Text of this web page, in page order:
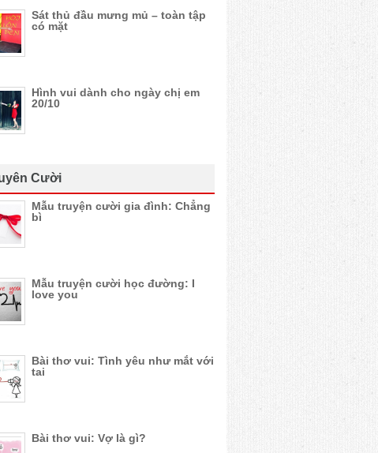
Sát thủ đầu mưng mủ – toàn tập
có mặt
Hình vui dành cho ngày chị em
20/10
Cười
Mẫu truyện cười gia đình: Chẳng
bì
Mẫu truyện cười học đường: I
love you
Bài thơ vui: Tình yêu như mắt với
tai
Bài thơ vui: Vợ là gì?